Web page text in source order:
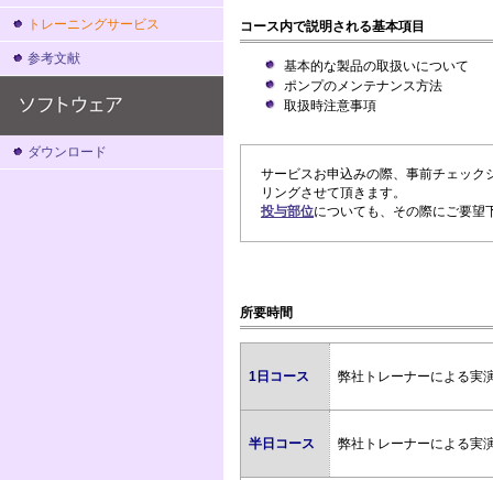
トレーニングサービス
参考文献
ダウンロード
コース内で説明される基本項目
基本的な製品の取扱いについて
ポンプのメンテナンス方法
取扱時注意事項
サービスお申込みの際、事前チェック
リングさせて頂きます。
投与部位についても、その際にご要望
所要時間
1日コース 弊社トレーナーによる実
半日コース 弊社トレーナーによる実